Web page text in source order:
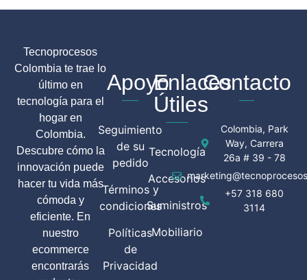
Tecnoprocesos
Colombia te trae lo
último en
tecnología para el
hogar en
Colombia.
Descubre cómo la
innovación puede
hacer tu vida más
cómoda y
eficiente. En
nuestro
ecommerce
encontrarás
Apoyo
Seguimiento
de su
pedido
Términos y
condiciones
Políticas
de
Privacidad
Enlaces
Útiles
Tecnología
Accesorios
Suministros
Mobiliario
Contacto
Colombia, Park
Way, Carrera
26a # 39 - 78
+57 318 680
3114